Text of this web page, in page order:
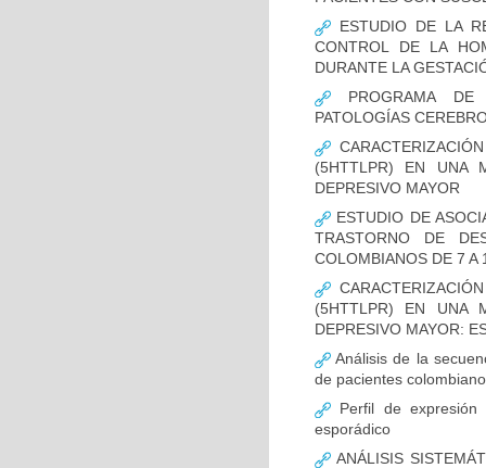
ESTUDIO DE LA
CONTROL DE LA
DURANTE LA
PROGRAMA DE
PATOLOGÍAS
(5HTTLPR) EN UNA
DEPRESIVO MAYOR
ESTUDIO DE
TRASTORNO DE
COLOMBIANOS DE 7 A
(5HTTLPR) EN UNA
DEPRESIVO MAYOR:
Análisis de la
de pacientes
Perfil de expresión
esporádico
ANÁLISIS